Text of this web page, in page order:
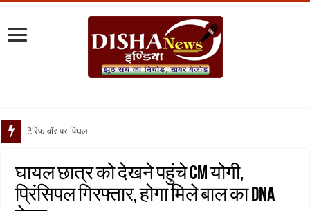
टैरिफ वॉर पर पिघली बर्फ, ट्रंप और
घायल छात्र को देखने पहुंचे CM योगी,
प्रिंसिपल गिरफ्तार, होगा मिले बाल का DNA